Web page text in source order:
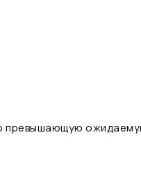
превышающую